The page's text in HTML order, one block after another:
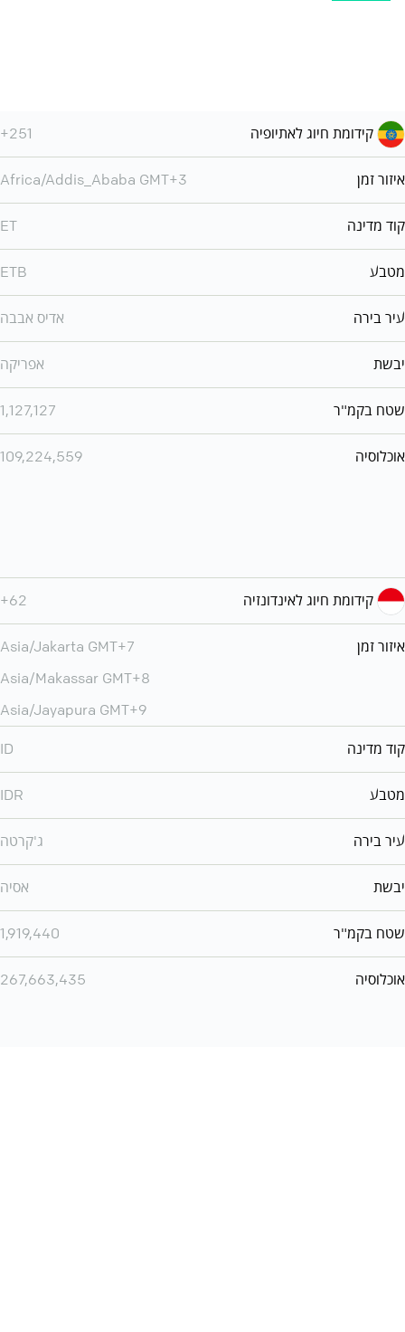
קידומת חיוג לאתיופיה +251
איזור זמן Africa/Addis_Ababa GMT+3
קוד מדינה ET
מטבע ETB
עיר בירה אדיס אבבה
יבשת אפריקה
שטח בקמ"ר 1,127,127
אוכלוסיה 109,224,559
קידומת חיוג לאינדונזיה +62
איזור זמן
Asia/Jakarta GMT+7
Asia/Makassar GMT+8
Asia/Jayapura GMT+9
קוד מדינה ID
מטבע IDR
עיר בירה ג'קרטה
יבשת אסיה
שטח בקמ"ר 1,919,440
אוכלוסיה 267,663,435